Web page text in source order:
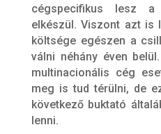
cégspecifikus lesz
elkészül. Viszont azt is
költsége egészen a
válni néhány éven
multinacionális cég
meg is tud térülni, de
következő buktató
lenni.